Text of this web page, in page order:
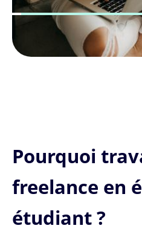
Pourquoi
freelance en
étudiant ?